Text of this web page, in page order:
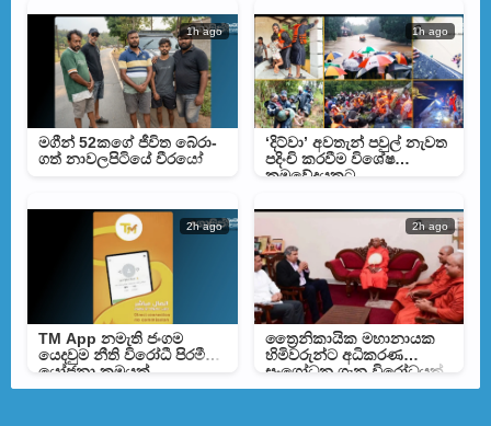
විමර්ශනයට
1h ago
මගීන් 52කගේ ජීවිත බේරා­
ගත් නාව­ල­පි­ටියේ වීරයෝ
1h ago
‘දිට්වා’ අවතැන් පවුල් නැවත
පදිංචි කරවීම විශේෂ
ක්‍රමවේදයකට
2h ago
TM App නමැති ජංගම
යෙදවුම නීති විරෝධී පිරමීඩ
යෝජනා ක්‍රමයක්
2h ago
ත්‍රෛනිකායික මහානායක
හිමිවරුන්ට අධිකරණ
සංශෝධන ගැන විරෝධයක්
නෑ - අමාත්‍ය නලින්ද